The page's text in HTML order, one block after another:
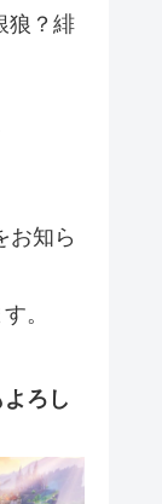
狼？緋
お知ら
。
ろし